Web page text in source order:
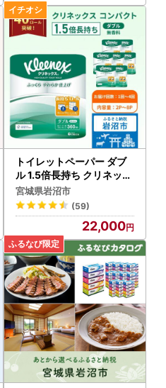
トイレットペーパー ダブ
ル 1.5倍長持ち クリネック
ス 無香料 8R×8P トイレッ
ト
宮城県岩沼市
(59)
22,000